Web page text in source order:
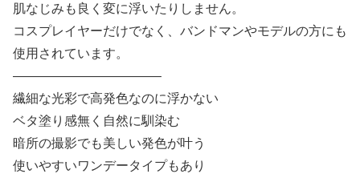
肌なじみも良く変に浮いたりしません。
コスプレイヤーだけでなく、バンドマンやモデルの方にも
使用されています。
———————————–
繊細な光彩で高発色なのに浮かない
ベタ塗り感無く自然に馴染む
暗所の撮影でも美しい発色が叶う
使いやすいワンデータイプもあり